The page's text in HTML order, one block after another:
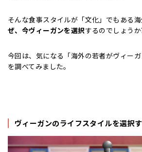
そんな食事スタイルが「文化」でもある
ぜ、今ヴィーガンを選択するのでしょうか
今回は、気になる「海外の若者がヴィーガ
を調べてみました。
ヴィーガンのライフスタイルを選択